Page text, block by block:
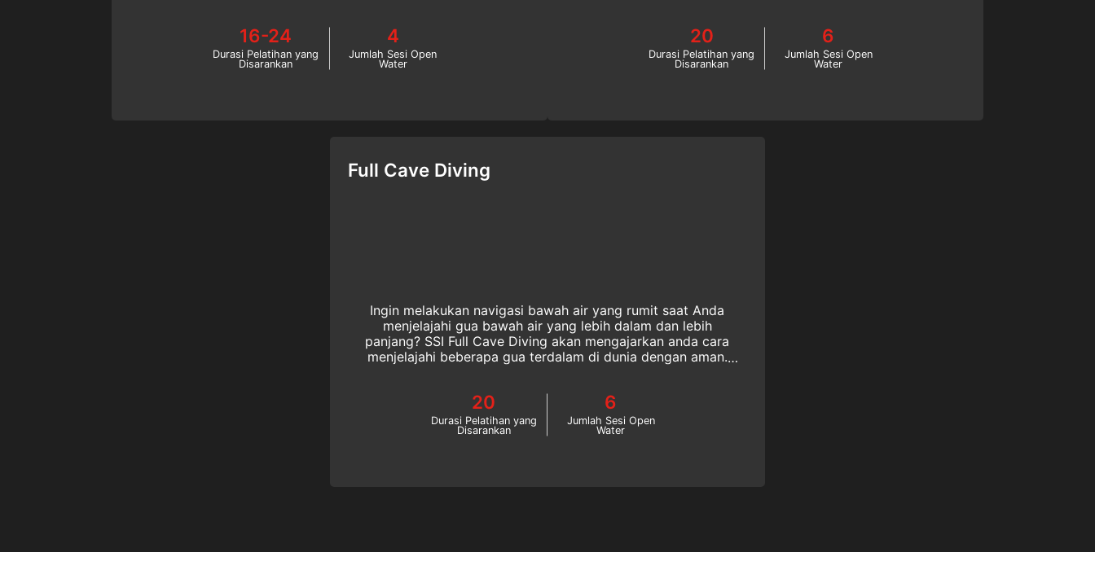
16-24
Durasi Pelatihan yang
Disarankan
4
Jumlah Sesi Open
Water
20
Durasi Pelatihan yang
Disarankan
6
Jumlah Sesi Open
Water
Full Cave Diving
Ingin melakukan navigasi bawah air yang rumit saat Anda
menjelajahi gua bawah air yang lebih dalam dan lebih
panjang? SSI Full Cave Diving akan mengajarkan anda cara
menjelajahi beberapa gua terdalam di dunia dengan aman.
20
Durasi Pelatihan yang
Disarankan
6
Jumlah Sesi Open
Water